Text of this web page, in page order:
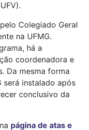
Colegiado Geral
na UFMG.
há a
coordenadora e
Da mesma forma
será instalado após
conclusivo da
página de atas e